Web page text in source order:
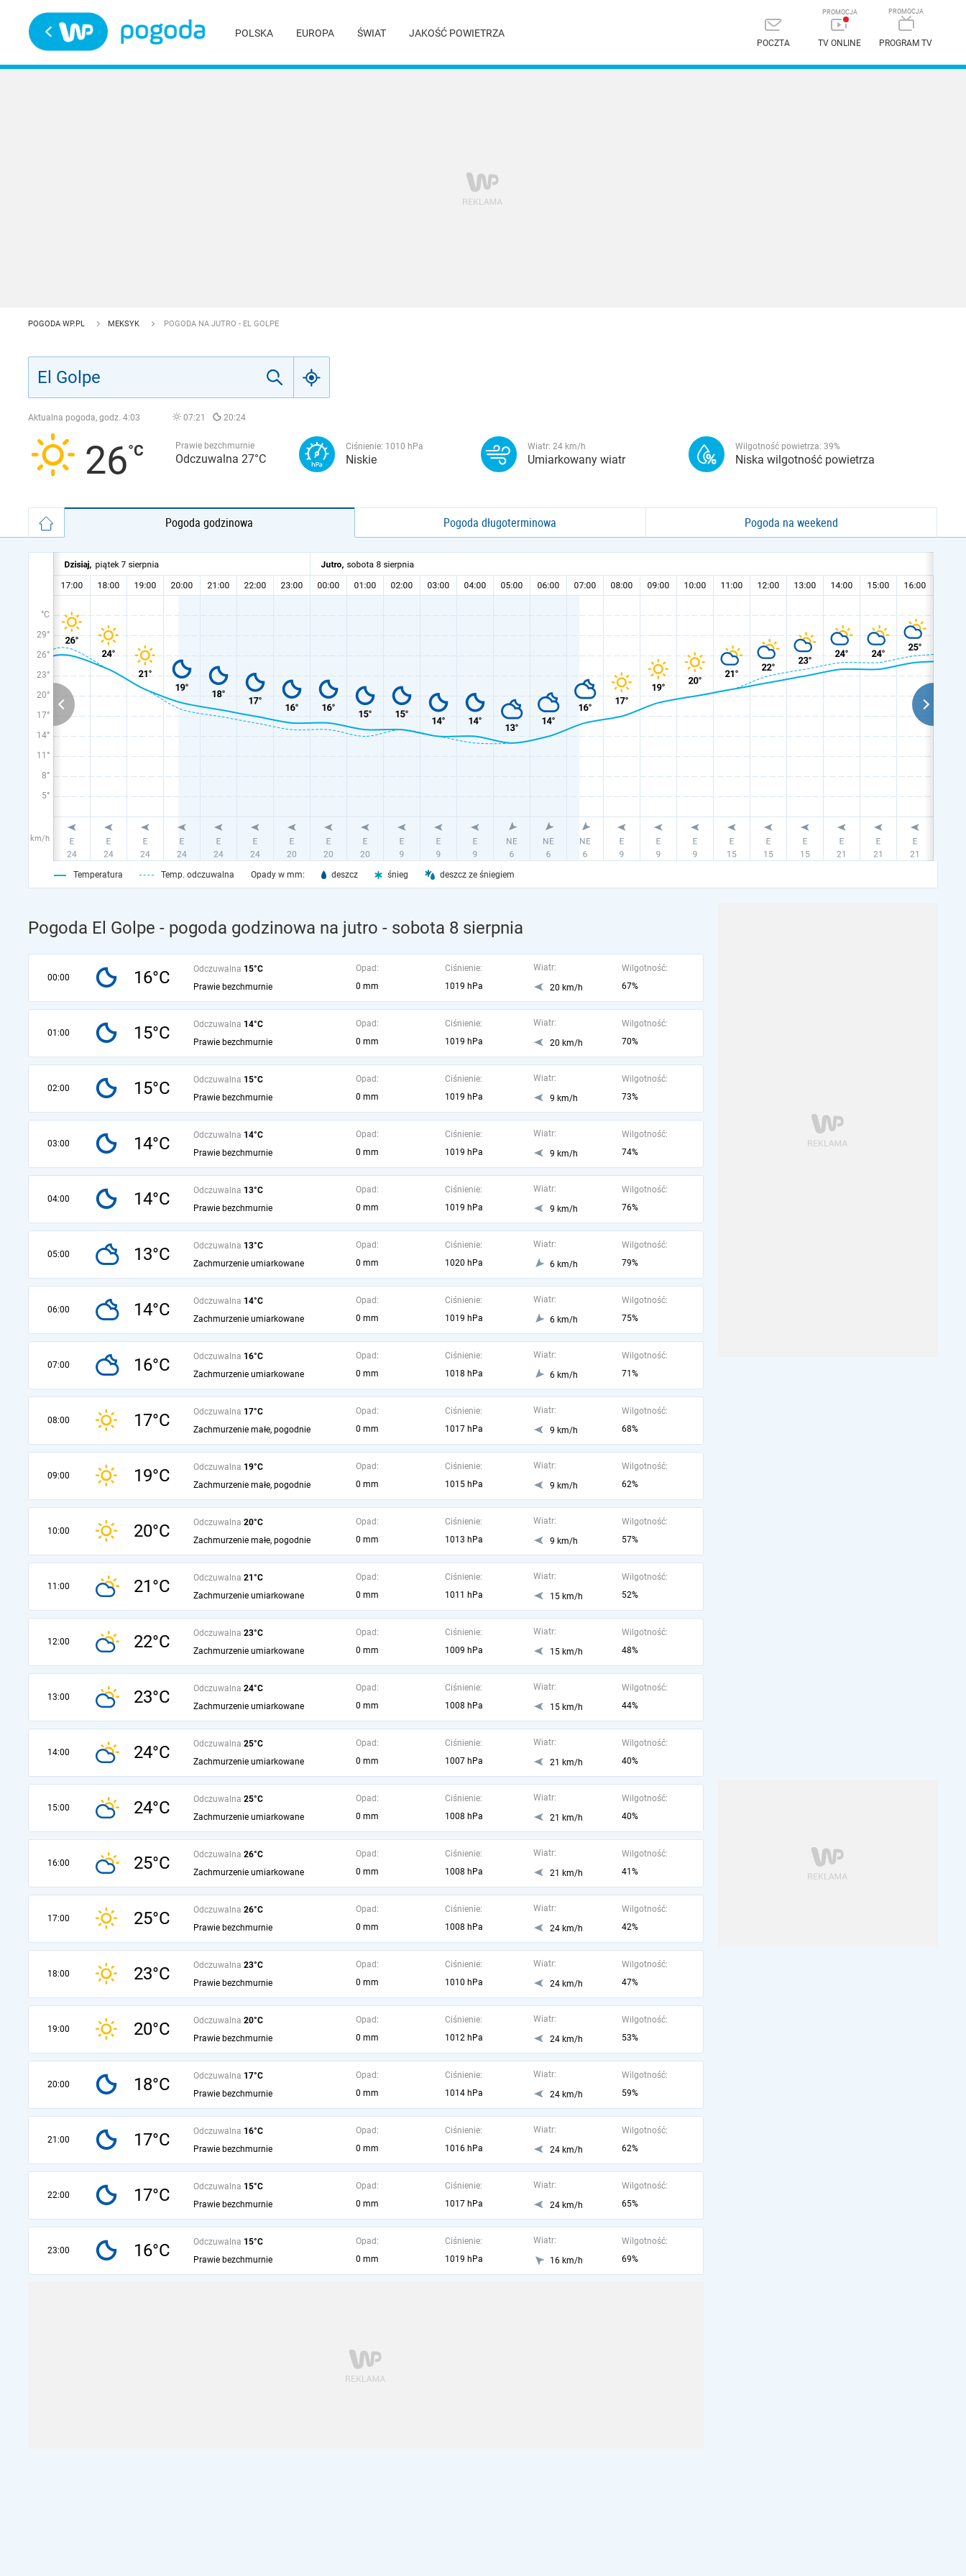
POLSKA EUROPA ŚWIAT JAKOŚĆ POWIETRZA
POCZTA TV ONLINE PROGRAM TV
POGODA WP.PL MEKSYK POGODA NA JUTRO - EL GOLPE
Aktualna pogoda, godz. 4:03 07:21 20:24
26 Prawie bezchmurnie
Odczuwalna 27°C
Ciśnienie: 1010 hPa
Niskie
Wiatr: 24 km/h
Umiarkowany wiatr
Wilgotność powietrza: 39%
Niska wilgotność powietrza
Pogoda godzinowa Pogoda długoterminowa Pogoda na weekend
°C
29°
26°
23°
20°
17°
14°
11°
8°
5°
km/h
Temperatura Temp. odczuwalna Opady w mm: deszcz śnieg deszcz ze śniegiem
Pogoda El Golpe - pogoda godzinowa na jutro - sobota 8 sierpnia
00:00 16°C Odczuwalna 15°C
Prawie bezchmurnie
Opad:
0 mm
Ciśnienie:
1019 hPa
Wiatr:
20 km/h
Wilgotność:
67%
01:00 15°C Odczuwalna 14°C
Prawie bezchmurnie
Opad:
0 mm
Ciśnienie:
1019 hPa
Wiatr:
20 km/h
Wilgotność:
70%
02:00 15°C Odczuwalna 15°C
Prawie bezchmurnie
Opad:
0 mm
Ciśnienie:
1019 hPa
Wiatr:
9 km/h
Wilgotność:
73%
03:00 14°C Odczuwalna 14°C
Prawie bezchmurnie
Opad:
0 mm
Ciśnienie:
1019 hPa
Wiatr:
9 km/h
Wilgotność:
74%
04:00 14°C Odczuwalna 13°C
Prawie bezchmurnie
Opad:
0 mm
Ciśnienie:
1019 hPa
Wiatr:
9 km/h
Wilgotność:
76%
05:00 13°C Odczuwalna 13°C
Zachmurzenie umiarkowane
Opad:
0 mm
Ciśnienie:
1020 hPa
Wiatr:
6 km/h
Wilgotność:
79%
06:00 14°C Odczuwalna 14°C
Zachmurzenie umiarkowane
Opad:
0 mm
Ciśnienie:
1019 hPa
Wiatr:
6 km/h
Wilgotność:
75%
07:00 16°C Odczuwalna 16°C
Zachmurzenie umiarkowane
Opad:
0 mm
Ciśnienie:
1018 hPa
Wiatr:
6 km/h
Wilgotność:
71%
08:00 17°C Odczuwalna 17°C
Zachmurzenie małe, pogodnie
Opad:
0 mm
Ciśnienie:
1017 hPa
Wiatr:
9 km/h
Wilgotność:
68%
09:00 19°C Odczuwalna 19°C
Zachmurzenie małe, pogodnie
Opad:
0 mm
Ciśnienie:
1015 hPa
Wiatr:
9 km/h
Wilgotność:
62%
10:00 20°C Odczuwalna 20°C
Zachmurzenie małe, pogodnie
Opad:
0 mm
Ciśnienie:
1013 hPa
Wiatr:
9 km/h
Wilgotność:
57%
11:00 21°C Odczuwalna 21°C
Zachmurzenie umiarkowane
Opad:
0 mm
Ciśnienie:
1011 hPa
Wiatr:
15 km/h
Wilgotność:
52%
12:00 22°C Odczuwalna 23°C
Zachmurzenie umiarkowane
Opad:
0 mm
Ciśnienie:
1009 hPa
Wiatr:
15 km/h
Wilgotność:
48%
13:00 23°C Odczuwalna 24°C
Zachmurzenie umiarkowane
Opad:
0 mm
Ciśnienie:
1008 hPa
Wiatr:
15 km/h
Wilgotność:
44%
14:00 24°C Odczuwalna 25°C
Zachmurzenie umiarkowane
Opad:
0 mm
Ciśnienie:
1007 hPa
Wiatr:
21 km/h
Wilgotność:
40%
15:00 24°C Odczuwalna 25°C
Zachmurzenie umiarkowane
Opad:
0 mm
Ciśnienie:
1008 hPa
Wiatr:
21 km/h
Wilgotność:
40%
16:00 25°C Odczuwalna 26°C
Zachmurzenie umiarkowane
Opad:
0 mm
Ciśnienie:
1008 hPa
Wiatr:
21 km/h
Wilgotność:
41%
17:00 25°C Odczuwalna 26°C
Prawie bezchmurnie
Opad:
0 mm
Ciśnienie:
1008 hPa
Wiatr:
24 km/h
Wilgotność:
42%
18:00 23°C Odczuwalna 23°C
Prawie bezchmurnie
Opad:
0 mm
Ciśnienie:
1010 hPa
Wiatr:
24 km/h
Wilgotność:
47%
19:00 20°C Odczuwalna 20°C
Prawie bezchmurnie
Opad:
0 mm
Ciśnienie:
1012 hPa
Wiatr:
24 km/h
Wilgotność:
53%
20:00 18°C Odczuwalna 17°C
Prawie bezchmurnie
Opad:
0 mm
Ciśnienie:
1014 hPa
Wiatr:
24 km/h
Wilgotność:
59%
21:00 17°C Odczuwalna 16°C
Prawie bezchmurnie
Opad:
0 mm
Ciśnienie:
1016 hPa
Wiatr:
24 km/h
Wilgotność:
62%
22:00 17°C Odczuwalna 15°C
Prawie bezchmurnie
Opad:
0 mm
Ciśnienie:
1017 hPa
Wiatr:
24 km/h
Wilgotność:
65%
23:00 16°C Odczuwalna 15°C
Prawie bezchmurnie
Opad:
0 mm
Ciśnienie:
1019 hPa
Wiatr:
16 km/h
Wilgotność:
69%